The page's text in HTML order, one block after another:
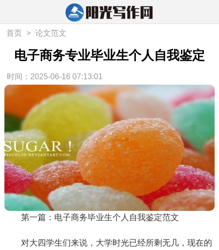
首页 > 论文范文
电子商务专业毕业生个人自我鉴定
时间：2025-06-16 07:13:01
第一篇：电子商务毕业生个人自我鉴定范文
对大四学生们来说，大学时光已经所剩无几，现在的